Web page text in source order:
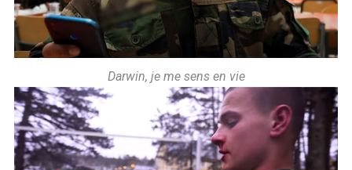
Darwin, je me sens en vie